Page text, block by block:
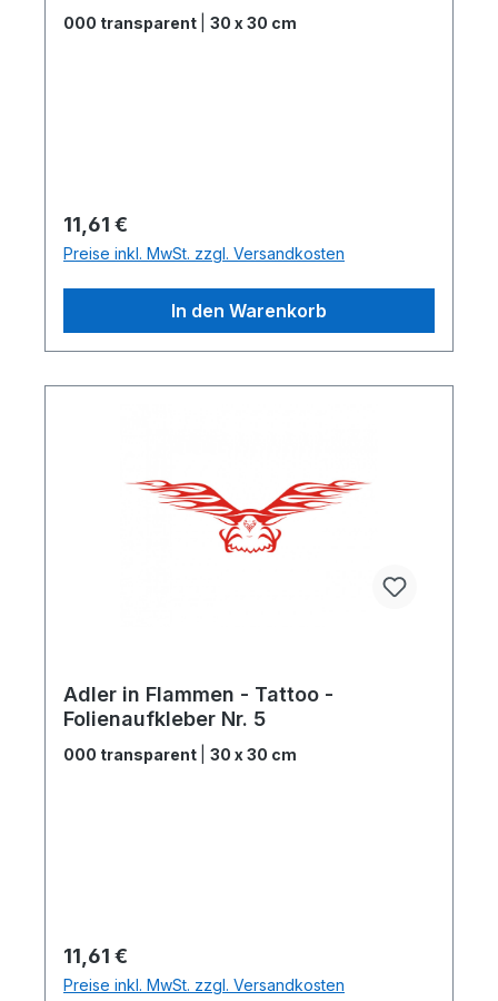
000 transparent 30 x 30 cm
Regulärer Preis:
11,61 €
Preise inkl. MwSt. zzgl. Versandkosten
In den Warenkorb
Adler in Flammen - Tattoo -
Folienaufkleber Nr. 5
000 transparent 30 x 30 cm
Regulärer Preis:
11,61 €
Preise inkl. MwSt. zzgl. Versandkosten